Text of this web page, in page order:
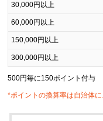
30,000円以上
60,000円以上
150,000円以上
300,000円以上
500円毎に150ポイント付与
*ポイントの換算率は自治体